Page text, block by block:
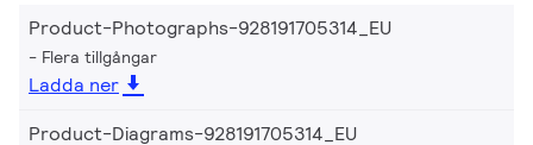
Product-Photographs-928191705314_EU
Flera tillgångar
Ladda ner
Product-Diagrams-928191705314_EU